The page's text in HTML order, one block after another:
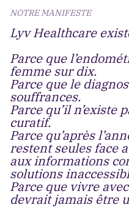
NOTRE MANIFESTE
Lyv Healthcare
Parce que
femme sur dix.
Parce que le
souffrances.
Parce qu’il n’existe
curatif.
Parce qu’après
restent seules face
aux informations
solutions
Parce que vivre
devrait jamais être